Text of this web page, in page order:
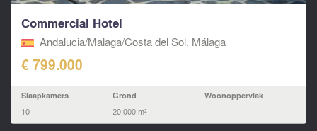
Commercial Hotel
Andalucia/Malaga/Costa del Sol, Málaga
€ 799.000
Slaapkamers
10
Grond
20.000 m²
Woonoppervlak